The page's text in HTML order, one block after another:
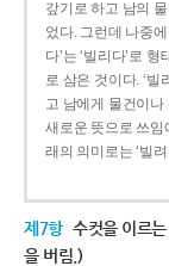
갚기로 하고 남의
었다. 그런데 나중
다’는 ‘빌리다’로
로 삼은 것이다. ‘빌
고 남에게 물건이
새로운 뜻으로 쓰임
래의 의미로는 ‘빌
제7항 수컷을 이르
을 버림.)